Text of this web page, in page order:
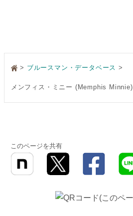
> ブルースマン・データベース
メンフィス・ミニー (Memphis Minnie)
このページを共有